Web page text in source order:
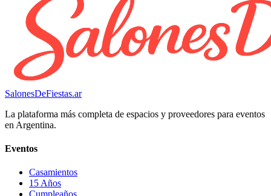
SalonesDeFiestas.ar
La plataforma más completa de espacios y proveedores para eventos
en Argentina.
Eventos
Casamientos
15 Años